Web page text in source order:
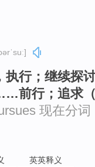
执行；继续探
前行；追求
现在分
英英释义